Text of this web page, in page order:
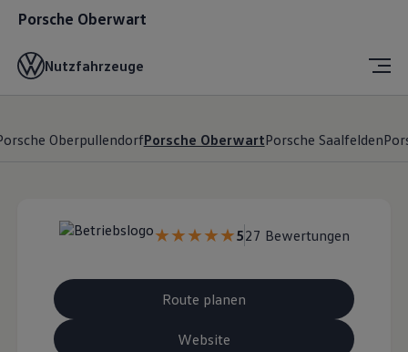
Porsche Oberwart
Nutzfahrzeuge
OberpullendorfPorsche OberwartPorsche Saalfelden
527 Bewertungen
Route planen
Website